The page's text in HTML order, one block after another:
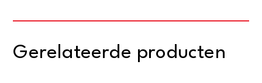
Gerelateerde producten